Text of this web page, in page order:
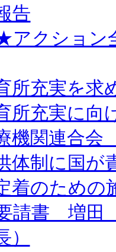
告
アクション
所充実を求
所充実に
機関連合
体制に国が
着のための
請書 増田